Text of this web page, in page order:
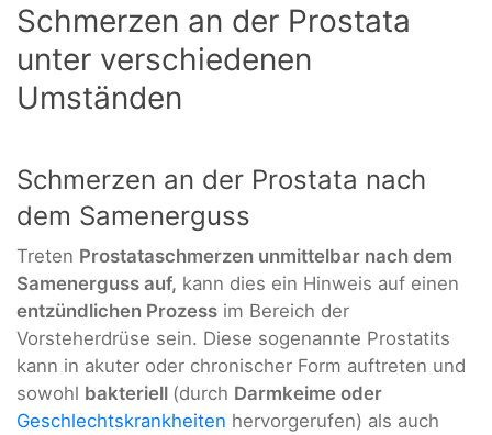
Schmerzen an der Prostata
unter verschiedenen
Umständen
Schmerzen an der Prostata nach
dem Samenerguss
Treten Prostataschmerzen unmittelbar nach dem
Samenerguss auf, kann dies ein Hinweis auf einen
entzündlichen Prozess im Bereich der
Vorsteherdrüse sein. Diese sogenannte Prostatits
kann in akuter oder chronischer Form auftreten und
sowohl bakteriell (durch Darmkeime oder
Geschlechtskrankheiten hervorgerufen) als auch